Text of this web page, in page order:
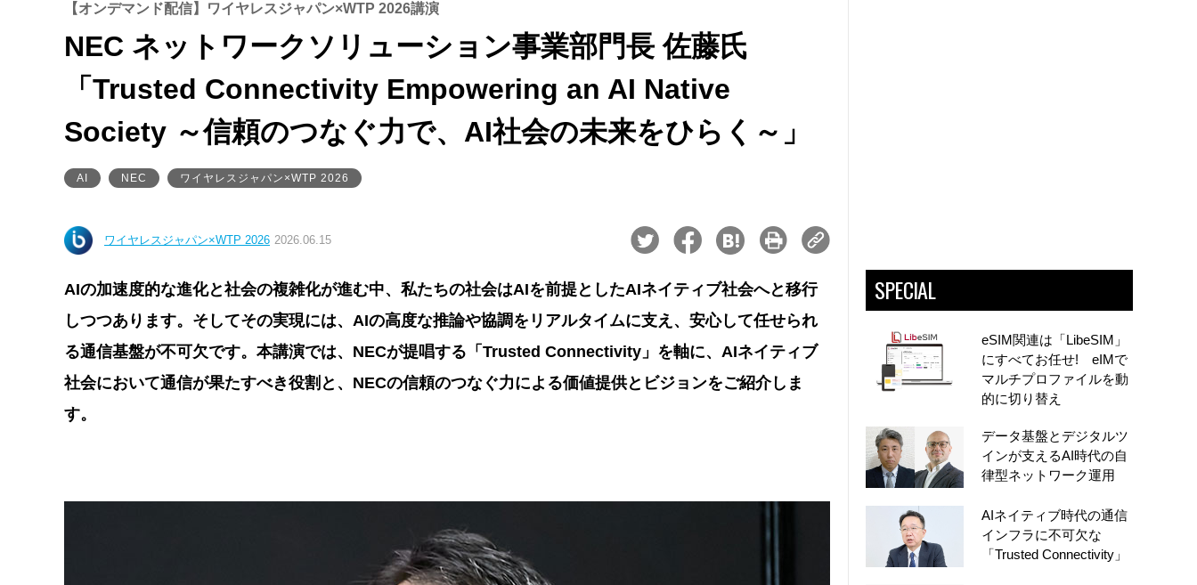
【オンデマンド配信】ワイヤレスジャパン×WTP 2026講演
NEC ネットワークソリューション事業部門長 佐藤氏
「Trusted Connectivity Empowering an AI Native
Society ～信頼のつなぐ力で、AI社会の未来をひらく～」
AI NEC ワイヤレスジャパン×WTP 2026
ワイヤレスジャパン×WTP 2026 2026.06.15
AIの加速度的な進化と社会の複雑化が進む中、私たちの社会はAIを前提としたAIネイティブ社会へと移行
しつつあります。そしてその実現には、AIの高度な推論や協調をリアルタイムに支え、安心して任せられ
る通信基盤が不可欠です。本講演では、NECが提唱する「Trusted Connectivity」を軸に、AIネイティブ
社会において通信が果たすべき役割と、NECの信頼のつなぐ力による価値提供とビジョンをご紹介しま
す。
SPECIAL
eSIM関連は「LibeSIM」
にすべてお任せ! eIMで
マルチプロファイルを動
的に切り替え
データ基盤とデジタルツ
インが支えるAI時代の自
律型ネットワーク運用
AIネイティブ時代の通信
インフラに不可欠な
「Trusted Connectivity」